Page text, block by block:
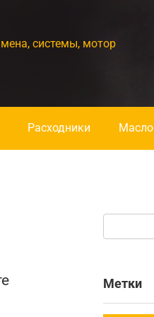
системы, мотор
Расходники Масло
Метки